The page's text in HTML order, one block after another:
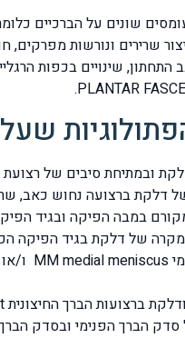
שונים על הברכיים
שרירים ונורשות מפרקים,
שינויים בכפות
דלקת ברצועה נחוש כאב,
של דלקת בגיד הפיקה
הברך הפנימי ובסדק הברך